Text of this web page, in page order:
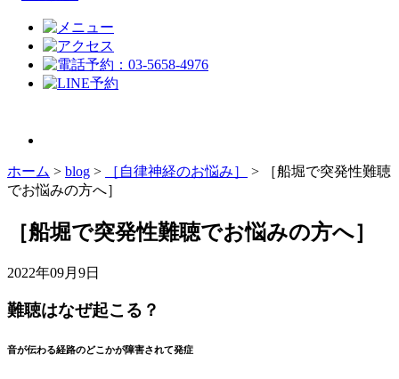
ホーム > blog > ［自律神経のお悩み］ >
［船堀で突発性難聴
でお悩みの方へ］
［船堀で突発性難聴でお悩みの方へ］
2022年09月9日
難聴はなぜ起こる？
音が伝わる経路のどこかが障害されて発症